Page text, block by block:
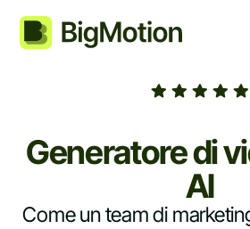
Generatore di
AI
Come un team di